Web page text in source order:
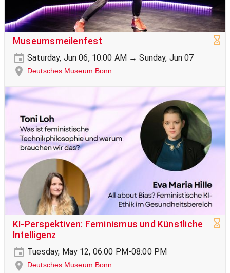
Museumsmeilenfest
Saturday, Jun 06, 10:00 AM → Sunday, Jun 07
Deutsches Museum Bonn
KI-Perspektiven: Feminismus und Künstliche
Intelligenz
Tuesday, May 12, 06:00 PM-08:00 PM
Deutsches Museum Bonn